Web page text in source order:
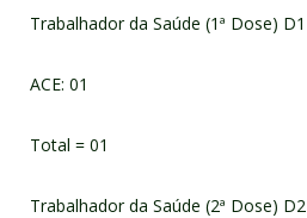
Trabalhador da Saúde (1ª Dose) D1
ACE: 01
Total = 01
Trabalhador da Saúde (2ª Dose) D2